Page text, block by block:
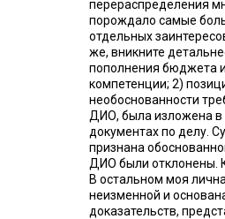
перераспределения
порождало самые
отдельных
же, вникните
пополнения бюджета
компетенции; 2)
необоснованности
ДИО, была изложена в
документах по делу.
признана
ДИО были отклонены.
В остальном моя
неизменной и
доказательств,